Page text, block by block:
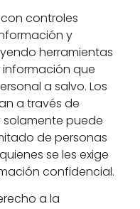
con controles
y
herramientas
que
a salvo. Los
a través de
solamente puede
de personas
se les exige
confidencial.
a la